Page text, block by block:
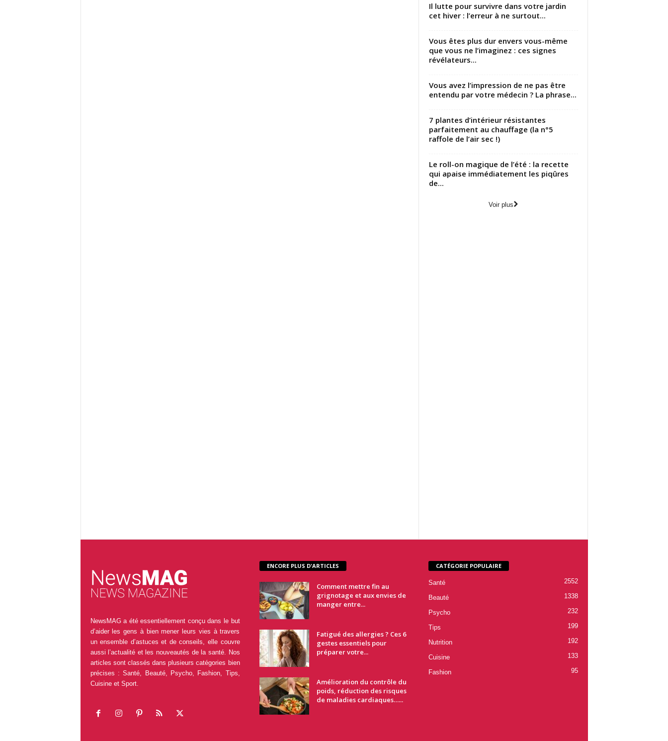
Il lutte pour survivre dans votre jardin
cet hiver : l’erreur à ne surtout...
Vous êtes plus dur envers vous-même
que vous ne l’imaginez : ces signes
révélateurs...
Vous avez l’impression de ne pas être
entendu par votre médecin ? La phrase...
7 plantes d’intérieur résistantes
parfaitement au chauffage (la n°5
raffole de l’air sec !)
Le roll-on magique de l’été : la recette
qui apaise immédiatement les piqûres
de...
Voir plus
NewsMAG a été essentiellement conçu dans le but
d’aider les gens à bien mener leurs vies à travers
un ensemble d’astuces et de conseils, elle couvre
aussi l’actualité et les nouveautés de la santé. Nos
articles sont classés dans plusieurs catégories bien
précises : Santé, Beauté, Psycho, Fashion, Tips,
Cuisine et Sport.
ENCORE PLUS D'ARTICLES
Comment mettre fin au
grignotage et aux envies de
manger entre...
Fatigué des allergies ? Ces 6
gestes essentiels pour
préparer votre...
Amélioration du contrôle du
poids, réduction des risques
de maladies cardiaques…...
CATÉGORIE POPULAIRE
Santé 2552
Beauté 1338
Psycho 232
Tips 199
Nutrition 192
Cuisine 133
Fashion 95